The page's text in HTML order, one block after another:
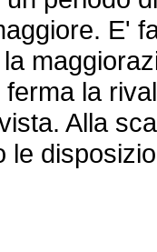
E'
la
Alla
le